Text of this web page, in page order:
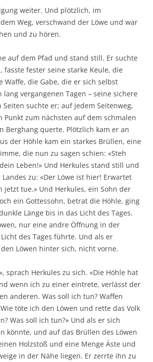
weiter. Und plötzlich, im
Weg, verschwand der Löwe und war
und zu hören.
auf dem Pfad und stand still. Er suchte
fasste fester seine starke Keule, die
Waffe, die Gabe, die er sich selbst
vergangenen Tagen – seine sichere
Seiten suchte er; auf jedem Seitenweg,
Punkt zum nächsten auf dem schmalen
Berghang querte. Plötzlich kam er an
der Höhle kam ein starkes Brüllen, eine
die nun zu sagen schien: «Steh
Leben!» Und Herkules stand still und
zu: «Der Löwe ist hier! Erwartet
jetzt tue.» Und Herkules, ein Sohn der
ein Gottessohn, betrat die Höhle, ging
Länge bis in das Licht des Tages.
nur eine andre Öffnung in der
des Tages führte. Und als er
Löwen hinter sich, nicht vorne.
sprach Herkules zu sich. «Die Höhle hat
wenn ich zu einer eintrete, verlässt der
anderen. Was soll ich tun? Waffen
töte ich den Löwen und rette das Volk
Was soll ich tun?» Und als er sich
könnte, und auf das Brüllen des Löwen
Holzstoß und eine Menge Äste und
in der Nähe liegen. Er zerrte ihn zu